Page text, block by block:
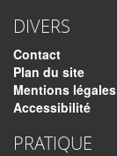
DIVERS
Contact
Plan du site
Mentions légales
Accessibilité
PRATIQUE